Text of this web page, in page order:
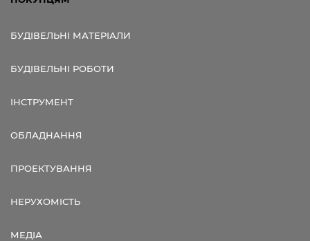
БУДІВЕЛЬНІ МАТЕРІАЛИ
БУДІВЕЛЬНІ РОБОТИ
ІНСТРУМЕНТ
ОБЛАДНАННЯ
ПРОЕКТУВАННЯ
НЕРУХОМІСТЬ
МЕДІА